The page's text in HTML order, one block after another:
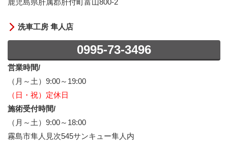
洗車工房 隼人店
0995-73-3496
営業時間/
（月～土）9:00～19:00
（日・祝）定休日
施術受付時間/
（月～土）9:00～18:00
霧島市隼人見次545サンキュー隼人内